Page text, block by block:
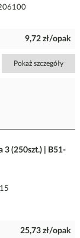
9,72 zł/opak
Pokaż szczegóły
3 (250szt.) | B51-
25,73 zł/opak